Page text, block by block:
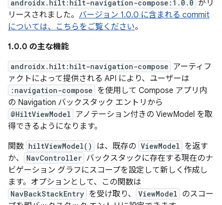
androidx.hilt:hilt-navigation-compose:1.0.0 がリ
リースされました。 バージョン 1.0.0 に含まれる commit
については、こちらをご覧ください。
1.0.0 の主な機能
androidx.hilt:hilt-navigation-compose アーティフ
ァクトによって提供される API により、ユーザーは
:navigation-compose を使用して Compose アプリ内
の Navigation バックスタック エントリから
@HiltViewModel アノテーション付きの ViewModel を取
得できるようになります。
関数 hiltViewModel() は、既存の ViewModel を返す
か、
NavController バックスタックに存在する現在のナ
ビゲーション グラフにスコープを設定して新しく作成し
ます。オプションとして、この関数は
NavBackStackEntry を受け取り、 ViewModel のスコー